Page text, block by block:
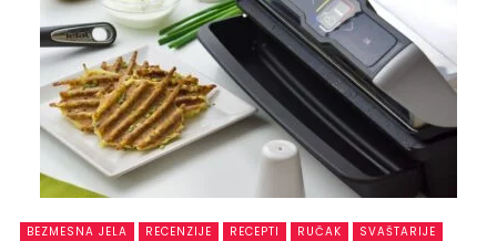
BEZMESNA JELA RECENZIJE RECEPTI RUČAK
SVAŠTARIJE